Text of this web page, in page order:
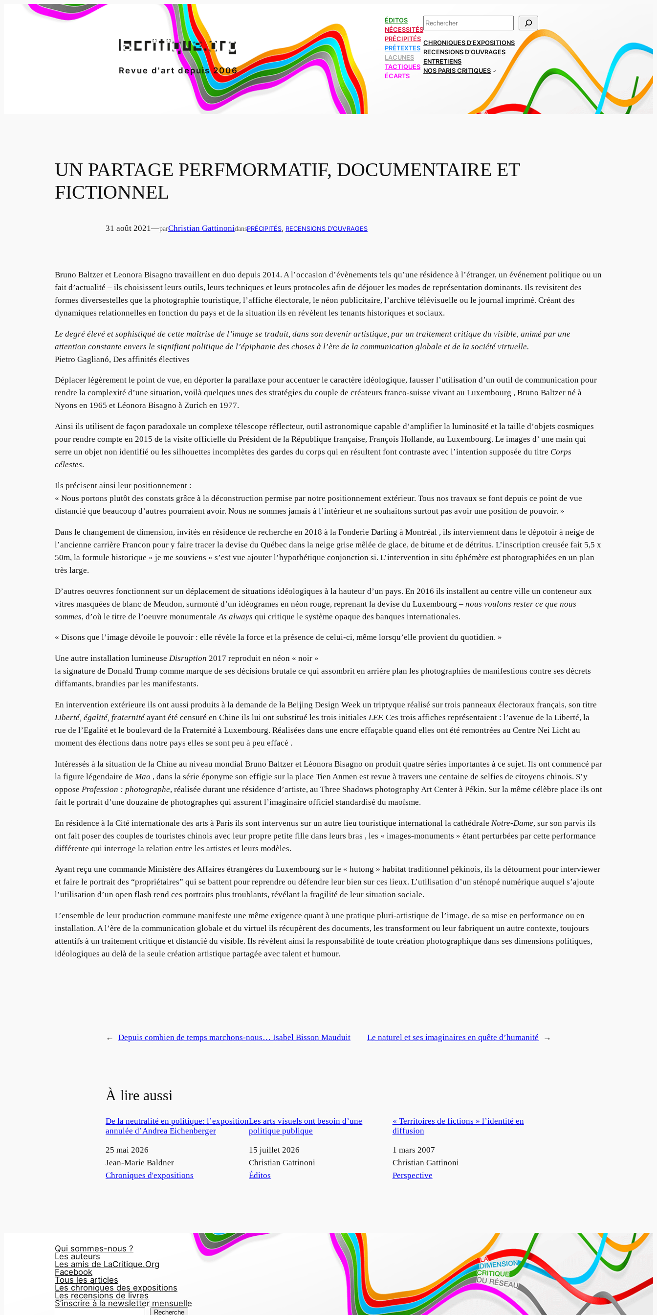
Revue d'art depuis 2006
ÉDITOS
NÉCESSITÉS
PRÉCIPITÉS
PRÉTEXTES
LACUNES
TACTIQUES
ÉCARTS
Rechercher
CHRONIQUES D’EXPOSITIONS
RECENSIONS D’OUVRAGES
ENTRETIENS
NOS PARIS CRITIQUES
UN PARTAGE PERFMORMATIF, DOCUMENTAIRE ET
FICTIONNEL
31 août 2021—parChristian GattinonidansPRÉCIPITÉS, RECENSIONS D’OUVRAGES
Bruno Baltzer et Leonora Bisagno travaillent en duo depuis 2014. A l’occasion d’évènements tels qu’une résidence à l’étranger, un événement politique ou un
fait d’actualité – ils choisissent leurs outils, leurs techniques et leurs protocoles afin de déjouer les modes de représentation dominants. Ils revisitent des
formes diversestelles que la photographie touristique, l’affiche électorale, le néon publicitaire, l’archive télévisuelle ou le journal imprimé. Créant des
dynamiques relationnelles en fonction du pays et de la situation ils en révèlent les tenants historiques et sociaux.
Le degré élevé et sophistiqué de cette maîtrise de l’image se traduit, dans son devenir artistique, par un traitement critique du visible, animé par une
attention constante envers le signifiant politique de l’épiphanie des choses à l’ère de la communication globale et de la société virtuelle.
Pietro Gaglianó, Des affinités électives
Déplacer légèrement le point de vue, en déporter la parallaxe pour accentuer le caractère idéologique, fausser l’utilisation d’un outil de communication pour
rendre la complexité d’une situation, voilà quelques unes des stratégies du couple de créateurs franco-suisse vivant au Luxembourg , Bruno Baltzer né à
Nyons en 1965 et Léonora Bisagno à Zurich en 1977.
Ainsi ils utilisent de façon paradoxale un complexe télescope réflecteur, outil astronomique capable d’amplifier la luminosité et la taille d’objets cosmiques
pour rendre compte en 2015 de la visite officielle du Président de la République française, François Hollande, au Luxembourg. Le images d’ une main qui
serre un objet non identifié ou les silhouettes incomplètes des gardes du corps qui en résultent font contraste avec l’intention supposée du titre Corps
célestes.
Ils précisent ainsi leur positionnement :
« Nous portons plutôt des constats grâce à la déconstruction permise par notre positionnement extérieur. Tous nos travaux se font depuis ce point de vue
distancié que beaucoup d’autres pourraient avoir. Nous ne sommes jamais à l’intérieur et ne souhaitons surtout pas avoir une position de pouvoir. »
Dans le changement de dimension, invités en résidence de recherche en 2018 à la Fonderie Darling à Montréal , ils interviennent dans le dépotoir à neige de
l’ancienne carrière Francon pour y faire tracer la devise du Québec dans la neige grise mêlée de glace, de bitume et de détritus. L’inscription creusée fait 5,5 x
50m, la formule historique « je me souviens » s’est vue ajouter l’hypothétique conjonction si. L’intervention in situ éphémère est photographiées en un plan
très large.
D’autres oeuvres fonctionnent sur un déplacement de situations idéologiques à la hauteur d’un pays. En 2016 ils installent au centre ville un conteneur aux
vitres masquées de blanc de Meudon, surmonté d’un idéogrames en néon rouge, reprenant la devise du Luxembourg – nous voulons rester ce que nous
sommes, d’où le titre de l’oeuvre monumentale As always qui critique le système opaque des banques internationales.
« Disons que l’image dévoile le pouvoir : elle révèle la force et la présence de celui-ci, même lorsqu’elle provient du quotidien. »
Une autre installation lumineuse Disruption 2017 reproduit en néon « noir »
la signature de Donald Trump comme marque de ses décisions brutale ce qui assombrit en arrière plan les photographies de manifestions contre ses décrets
diffamants, brandies par les manifestants.
En intervention extérieure ils ont aussi produits à la demande de la Beijing Design Week un triptyque réalisé sur trois panneaux électoraux français, son titre
Liberté, égalité, fraternité ayant été censuré en Chine ils lui ont substitué les trois initiales LEF. Ces trois affiches représentaient : l’avenue de la Liberté, la
rue de l’Egalité et le boulevard de la Fraternité à Luxembourg. Réalisées dans une encre effaçable quand elles ont été remontrées au Centre Nei Licht au
moment des élections dans notre pays elles se sont peu à peu effacé .
Intéressés à la situation de la Chine au niveau mondial Bruno Baltzer et Léonora Bisagno on produit quatre séries importantes à ce sujet. Ils ont commencé par
la figure légendaire de Mao , dans la série éponyme son effigie sur la place Tien Anmen est revue à travers une centaine de selfies de citoyens chinois. S’y
oppose Profession : photographe, réalisée durant une résidence d’artiste, au Three Shadows photography Art Center à Pékin. Sur la même célèbre place ils ont
fait le portrait d’une douzaine de photographes qui assurent l’imaginaire officiel standardisé du maoïsme.
En résidence à la Cité internationale des arts à Paris ils sont intervenus sur un autre lieu touristique international la cathédrale Notre-Dame, sur son parvis ils
ont fait poser des couples de touristes chinois avec leur propre petite fille dans leurs bras , les « images-monuments » étant perturbées par cette performance
différente qui interroge la relation entre les artistes et leurs modèles.
Ayant reçu une commande Ministère des Affaires étrangères du Luxembourg sur le « hutong » habitat traditionnel pékinois, ils la détournent pour interviewer
et faire le portrait des “propriétaires” qui se battent pour reprendre ou défendre leur bien sur ces lieux. L’utilisation d’un sténopé numérique auquel s’ajoute
l’utilisation d’un open flash rend ces portraits plus troublants, révélant la fragilité de leur situation sociale.
L’ensemble de leur production commune manifeste une même exigence quant à une pratique pluri-artistique de l’image, de sa mise en performance ou en
installation. A l’ère de la communication globale et du virtuel ils récupèrent des documents, les transforment ou leur fabriquent un autre contexte, toujours
attentifs à un traitement critique et distancié du visible. Ils révèlent ainsi la responsabilité de toute création photographique dans ses dimensions politiques,
idéologiques au delà de la seule création artistique partagée avec talent et humour.
← Depuis combien de temps marchons-nous… Isabel Bisson Mauduit Le naturel et ses imaginaires en quête d’humanité →
À lire aussi
De la neutralité en politique: l’exposition
annulée d’Andrea Eichenberger
Date
25 mai 2026
Auteur
Jean-Marie Baldner
Par rapport à
Chroniques d'expositions
Les arts visuels ont besoin d’une
politique publique
Date
15 juillet 2026
Auteur
Christian Gattinoni
Par rapport à
Éditos
« Territoires de fictions » l’identité en
diffusion
Date
1 mars 2007
Auteur
Christian Gattinoni
Par rapport à
Perspective
Qui sommes-nous ?
Les auteurs
Les amis de LaCritique.Org
Facebook
Tous les articles
Les chroniques des expositions
Les recensions de livres
S’inscrire à la newsletter mensuelle
Recherche